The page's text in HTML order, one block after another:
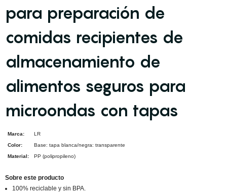
para preparación de
comidas recipientes de
almacenamiento de
alimentos seguros para
microondas con tapas
Marca:
LR
Color:
Base: tapa blanca/negra: transparente
Material:
PP (polipropileno)
Sobre este producto
100% reciclable y sin BPA.